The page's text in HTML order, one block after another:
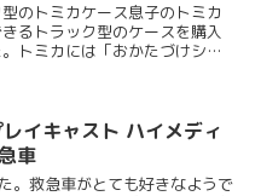
型のトミカケース息子のトミカ
るトラック型のケースを購入
。トミカには「おかたづけシリ
イキャスト ハイメディ
車
。救急車がとても好きなようで